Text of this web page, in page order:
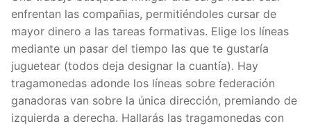
enfrentan las compañias, permitiéndoles cursar de
mayor dinero a las tareas formativas. Elige los líneas
mediante un pasar del tiempo las que te gustaría
juguetear (todos deja designar la cuantía). Hay
tragamonedas adonde los líneas sobre federación
ganadoras van sobre la única dirección, premiando de
izquierda a derecha. Hallarás las tragamonedas con